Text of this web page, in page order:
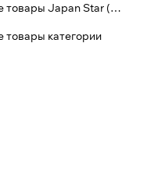
Все товары Japan Star (Bost)
товары категории